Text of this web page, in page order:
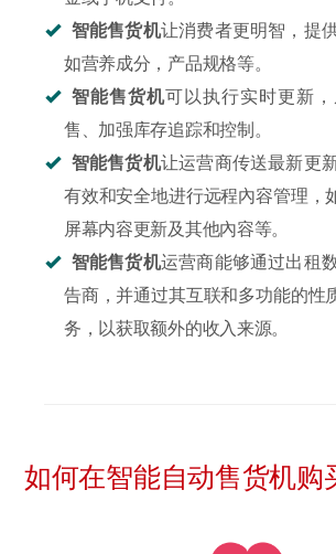
智能售货机让消费者更明智，提
如营养成分，产品规格等。
智能售货机可以执行实时更新
售、加强库存追踪和控制。
智能售货机让运营商传送最新更
有效和安全地进行远程內容管理，
屏幕内容更新及其他內容等。
智能售货机运营商能够通过出租
告商，并通过其互联和多功能的性
务，以获取额外的收入来源。
如何在智能自动售货机购